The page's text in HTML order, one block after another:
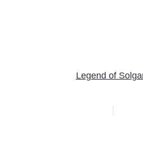
Legend of